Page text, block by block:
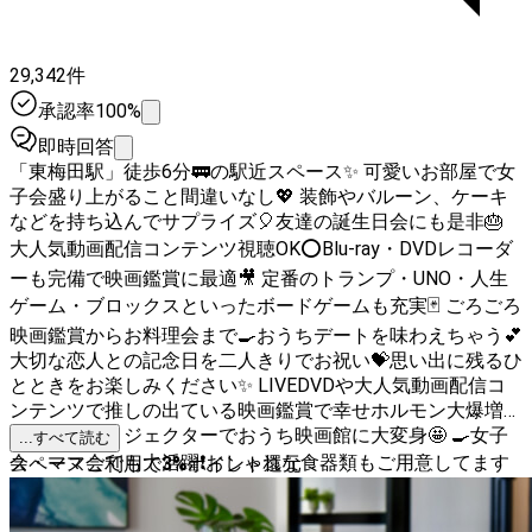
29,342件
承認率100%
即時回答
「東梅田駅」徒歩6分🚃の駅近スペース✨ 可愛いお部屋で女
子会盛り上がること間違いなし💖 装飾やバルーン、ケーキ
などを持ち込んでサプライズ🎈友達の誕生日会にも是非🎂
大人気動画配信コンテンツ視聴OK⭕️Blu-ray・DVDレコーダ
ーも完備で映画鑑賞に最適🎥 定番のトランプ・UNO・人生
ゲーム・ブロックスといったボードゲームも充実🃏 ごろごろ
映画鑑賞からお料理会まで🍳おうちデートを味わえちゃう💕
大切な恋人との記念日を二人きりでお祝い💝思い出に残るひ
とときをお楽しみください✨ LIVEDVDや大人気動画配信コ
ンテンツで推しの出ている映画鑑賞で幸せホルモン大爆増🍀
🎥大迫力プロジェクターでおうち映画館に大変身🤩 🍳女子
会・ママ会でも大活躍❗おしゃれな食器類もご用意してます
🙌 🐙たこ焼き器はパーティー・打ち上げにもってこい❗大人
気オプションです✨ ✨️ご希望の日が埋まっている場合は、同
...すべて読む
スペースご利用で3%ポイント還元